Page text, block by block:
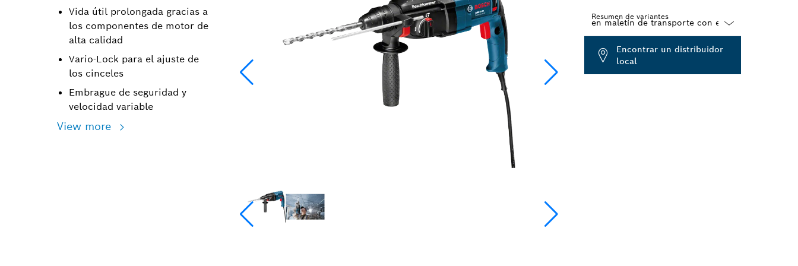
Vida útil prolongada gracias a
los componentes de motor de
alta calidad
Vario-Lock para el ajuste de
los cinceles
Embrague de seguridad y
velocidad variable
View more
Resumen de variantes
closed
Encontrar un distribuidor
local